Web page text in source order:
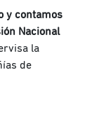
y contamos
Nacional
la
de